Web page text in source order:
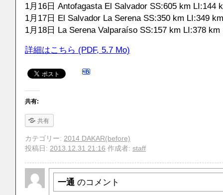
1月16日 Antofagasta El Salvador SS:605 km LI:144
1月17日 El Salvador La Serena SS:350 km LI:349 km
1月18日 La Serena Valparaíso SS:157 km LI:378 km
詳細はこちら (PDF, 5.7 Mo)
共有:
共有
カテゴリー: 2014 DAKAR(before)
投稿日: 2013.12.31 21:16 作成者: staff
一通 のコメント